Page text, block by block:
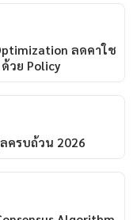
ลดคาใช
วย Policy
ครบถ้วน 2026